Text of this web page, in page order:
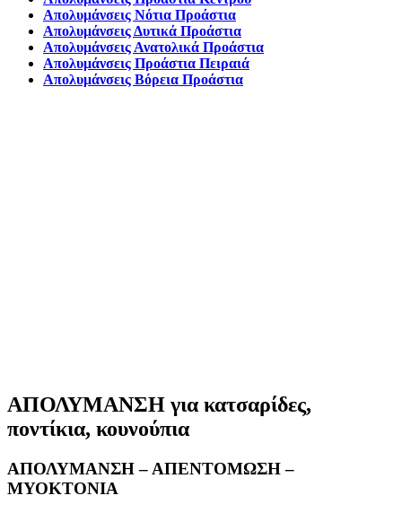
Απολυμάνσεις Νότια Προάστια
Απολυμάνσεις Δυτικά Προάστια
Απολυμάνσεις Ανατολικά Προάστια
Απολυμάνσεις Προάστια Πειραιά
Απολυμάνσεις Βόρεια Προάστια
ΑΠΟΛΥΜΑΝΣΗ για κατσαρίδες,
ποντίκια, κουνούπια
ΑΠΟΛΥΜΑΝΣΗ – ΑΠΕΝΤΟΜΩΣΗ –
ΜΥΟΚΤΟΝΙΑ